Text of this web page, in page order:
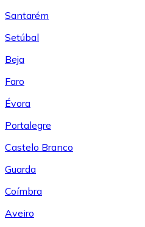
Santarém
Setúbal
Beja
Faro
Évora
Portalegre
Castelo Branco
Guarda
Coímbra
Aveiro